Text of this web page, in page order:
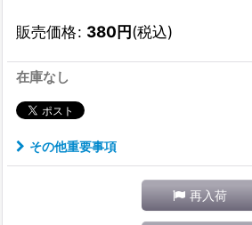
販売価格: 380円(税込)
在庫なし
その他重要事項
再入荷